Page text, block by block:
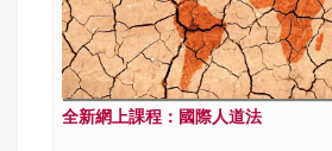
全新網上課程：國際人道法